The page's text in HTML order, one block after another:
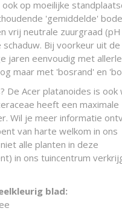
op moeilijke
'gemiddelde'
vrij neutrale zuurgraad (pH
Bij voorkeur uit de
jaren eenvoudig met
maar met 'bosrand' en
De Acer platanoides is ook
heeft een maximale
Wil je meer informatie
van harte welkom in ons
alle planten in deze
in ons tuincentrum
blad: